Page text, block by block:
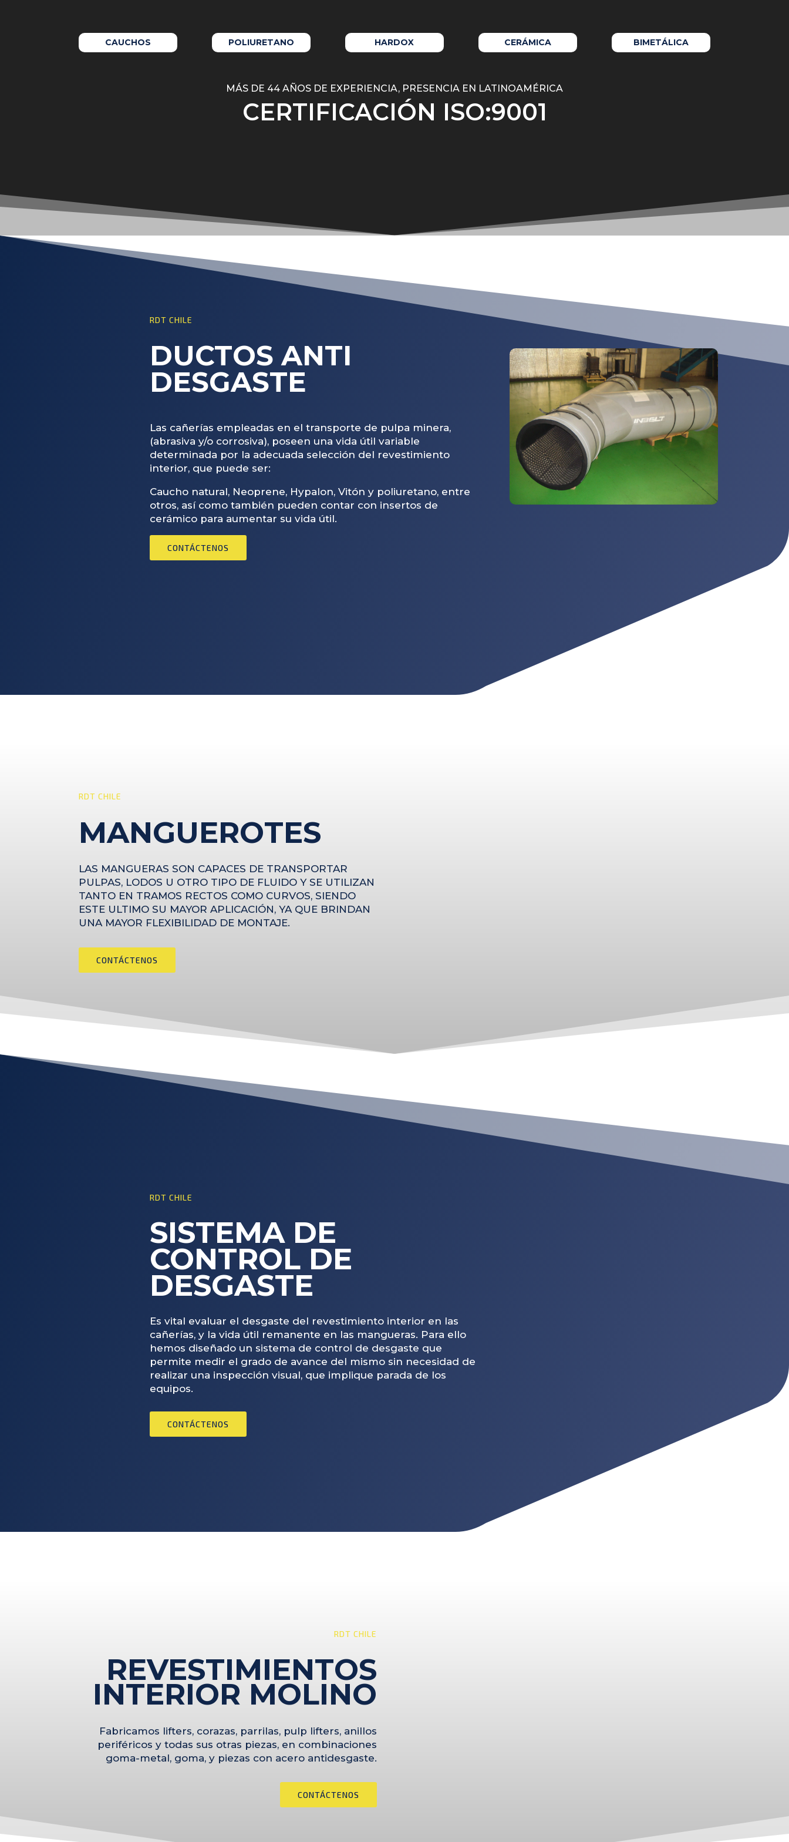
CAUCHOS POLIURETANO HARDOX CERÁMICA BIMETÁLICA
MÁS DE 44 AÑOS DE EXPERIENCIA, PRESENCIA EN LATINOAMÉRICA
CERTIFICACIÓN ISO:9001
RDT CHILE
DUCTOSANTI
DESGASTE
Las cañerías empleadas en el transporte de pulpa minera,
(abrasiva y/o corrosiva), poseen una vida útil variable
determinada por la adecuada selección del revestimiento
interior, que puede ser:
Caucho natural, Neoprene, Hypalon, Vitón y poliuretano, entre
otros, así como también pueden contar con insertos de
cerámico para aumentar su vida útil.
CONTÁCTENOS
RDT CHILE
MANGUEROTES
LAS MANGUERAS SON CAPACES DE TRANSPORTAR
PULPAS, LODOS U OTRO TIPO DE FLUIDO Y SE UTILIZAN
TANTO EN TRAMOS RECTOS COMO CURVOS, SIENDO
ESTE ULTIMO SU MAYOR APLICACIÓN, YA QUE BRINDAN
UNA MAYOR FLEXIBILIDAD DE MONTAJE.
CONTÁCTENOS
RDT CHILE
SISTEMA DE
CONTROL DE
DESGASTE
Es vital evaluar el desgaste del revestimiento interior en las
cañerías, y la vida útil remanente en las mangueras. Para ello
hemos diseñado un sistema de control de desgaste que
permite medir el grado de avance del mismo sin necesidad de
realizar una inspección visual, que implique parada de los
equipos.
CONTÁCTENOS
RDT CHILE
REVESTIMIENTOS
INTERIOR MOLINO
Fabricamos lifters, corazas, parrilas, pulp lifters, anillos
periféricos y todas sus otras piezas, en combinaciones
goma-metal, goma, y piezas con acero antidesgaste.
CONTÁCTENOS